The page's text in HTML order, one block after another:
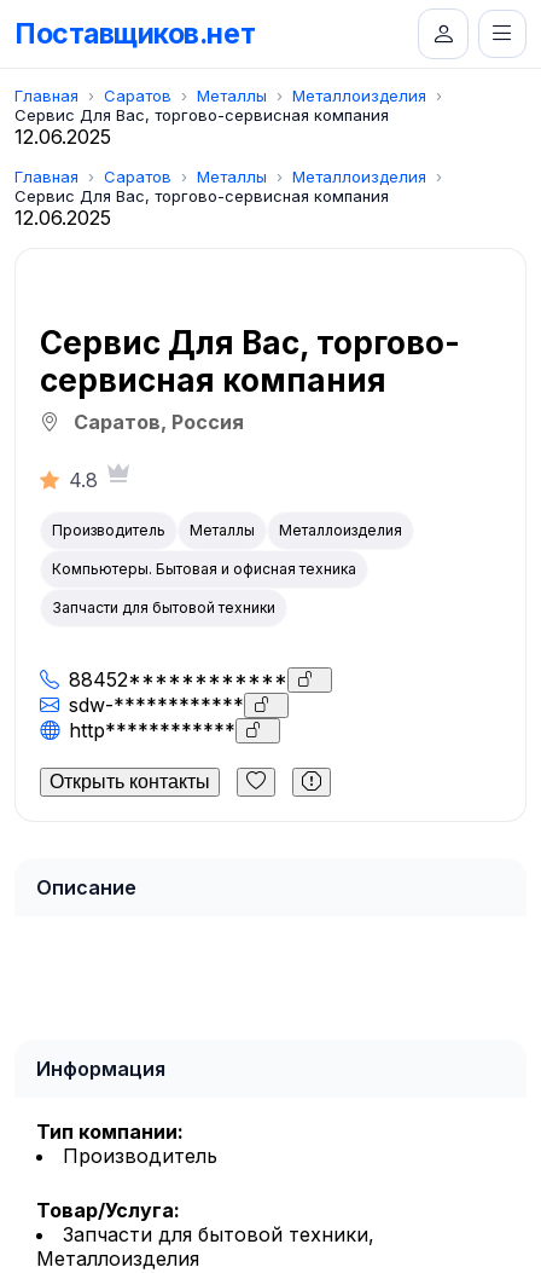
Поставщиков.нет
Главная Саратов Металлы
Металлоизделия
Сервис Для Вас, торгово-сервисная компания
12.06.2025
Главная Саратов Металлы
Металлоизделия
Сервис Для Вас, торгово-сервисная компания
12.06.2025
Сервис Для Вас, торгово-
сервисная компания
Саратов, Россия
4.8
Производитель Металлы Металлоизделия
Компьютеры. Бытовая и офисная техника
Запчасти для бытовой техники
88452************
sdw-************
http************
Открыть контакты
Описание
Информация
Тип компании:
Производитель
Товар/Услуга:
Запчасти для бытовой техники,
Металлоизделия